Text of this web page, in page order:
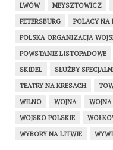
LWÓW
MEYSZTOWICZ
PETERSBURG
POLACY NA
POLSKA ORGANIZACJA
POWSTANIE LISTOPADOWE
SKIDEL
SŁUŻBY
TEATRY NA KRESACH
WILNO
WOJNA
WOJSKO POLSKIE
WYBORY NA LITWIE